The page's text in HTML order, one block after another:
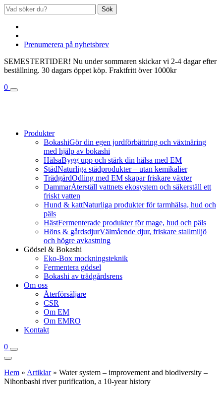
Sök
Prenumerera på nyhetsbrev
SEMESTERTIDER! Nu under sommaren skickar vi 2-4 dagar efter
beställning. 30 dagars öppet köp. Fraktfritt över 1000kr
0
Produkter
BokashiGör din egen jordförbättring och växtnäring
med hjälp av bokashi
HälsaBygg upp och stärk din hälsa med EM
StädNaturliga städprodukter – utan kemikalier
TrädgårdOdling med EM skapar friskare växter
DammarÅterställ vattnets ekosystem och säkerställ ett
friskt vatten
Hund & kattNaturliga produkter för tarmhälsa, hud och
päls
HästFermenterade produkter för mage, hud och päls
Höns & gårdsdjurVälmående djur, friskare stallmiljö
och högre avkastning
Gödsel & Bokashi
Eko-Box mockningsteknik
Fermentera gödsel
Bokashi av trädgårdsrens
Om oss
Återförsäljare
CSR
Om EM
Om EMRO
Kontakt
0
Hem » Artiklar» Water system – improvement and biodiversity –
Nihonbashi river purification, a 10-year history